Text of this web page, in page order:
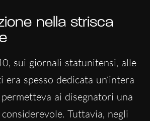
nella strisca
sui giornali statunitensi, alle
spesso dedicata un’intera
ai disegnatori una
Tuttavia, negli